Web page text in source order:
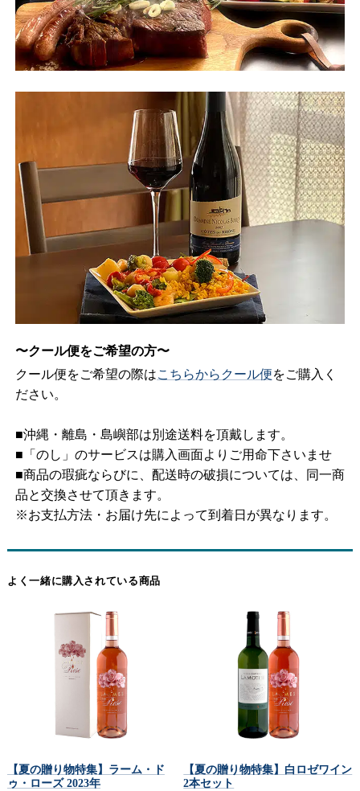
料理 牛肉！子羊肉！鹿肉！
より
今すぐ飲んでももちろん美味しいですし、良い保存を経
〜クール便をご希望の方〜
クール便をご希望の際はこちらからクール便をご購入く
ださい。
■沖縄・離島・島嶼部は別途送料を頂戴します。
■「のし」のサービスは購入画面よりご用命下さいませ
■商品の瑕疵ならびに、配送時の破損については、同一商
品と交換させて頂きます。
※お支払方法・お届け先によって到着日が異なります。
よく一緒に購入されている商品
【夏の贈り物特集】ラーム・ド
ゥ・ローズ 2023年
【夏の贈り物特集】白ロゼワイン
2本セット